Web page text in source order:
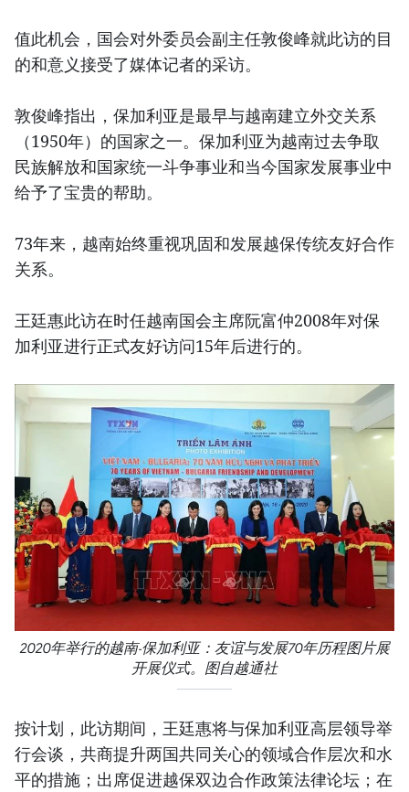
值此机会，国会对外委员会副主任敦俊峰就此访的目
的和意义接受了媒体记者的采访。
敦俊峰指出，保加利亚是最早与越南建立外交关系
（1950年）的国家之一。保加利亚为越南过去争取
民族解放和国家统一斗争事业和当今国家发展事业中
给予了宝贵的帮助。
73年来，越南始终重视巩固和发展越保传统友好合作
关系。
王廷惠此访在时任越南国会主席阮富仲2008年对保
加利亚进行正式友好访问15年后进行的。
2020年举行的越南-保加利亚：友谊与发展70年历程图片展
开展仪式。图自越通社
按计划，此访期间，王廷惠将与保加利亚高层领导举
行会谈，共商提升两国共同关心的领域合作层次和水
平的措施；出席促进越保双边合作政策法律论坛；在